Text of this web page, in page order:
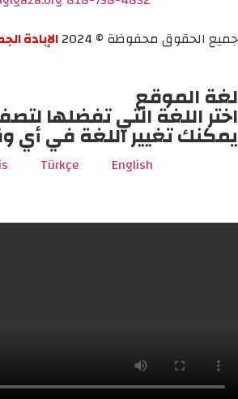
جميع الحقوق محفوظة © 2024
الإبادة
لغة الموقع
اختر اللغة التي تفضلها
يمكنك تغيير اللغة في أي
English
Türkçe